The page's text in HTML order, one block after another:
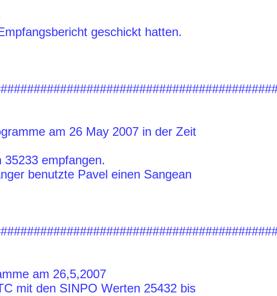
geschickt hatten.
am 26 May 2007 in der Zeit
empfangen.
benutzte Pavel einen Sangean
am 26,5,2007
mit den SINPO Werten 25432 bis